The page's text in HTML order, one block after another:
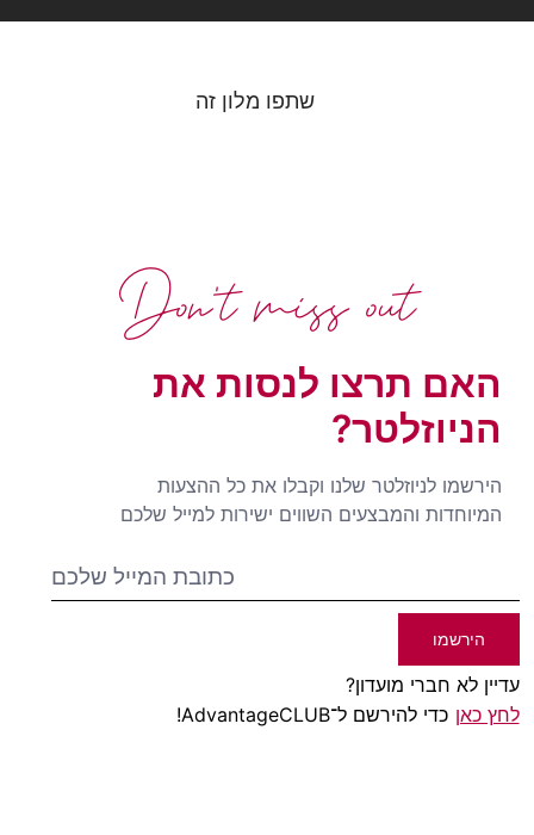
שתפו מלון זה
האם תרצו לנסות את
הניוזלטר?
הירשמו לניוזלטר שלנו וקבלו את כל ההצעות
המיוחדות והמבצעים השווים ישירות למייל שלכם
הירשמו
עדיין לא חברי מועדון?
לחץ כאן כדי להירשם ל־AdvantageCLUB!
Don't miss out